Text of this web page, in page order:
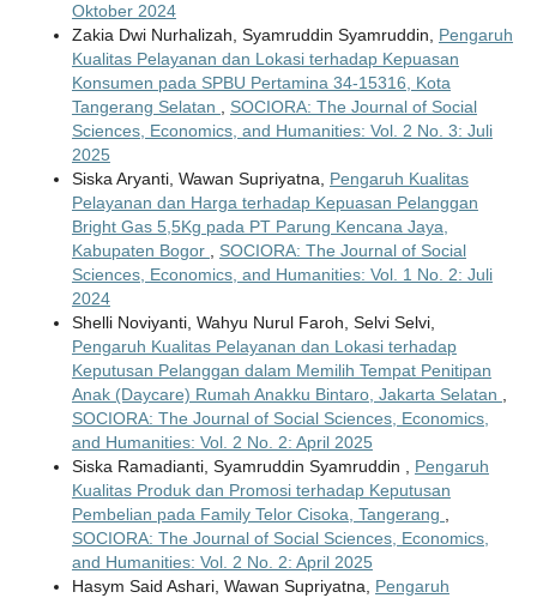
Oktober 2024
Zakia Dwi Nurhalizah, Syamruddin Syamruddin, Pengaruh
Kualitas Pelayanan dan Lokasi terhadap Kepuasan
Konsumen pada SPBU Pertamina 34-15316, Kota
Tangerang Selatan , SOCIORA: The Journal of Social
Sciences, Economics, and Humanities: Vol. 2 No. 3: Juli
2025
Siska Aryanti, Wawan Supriyatna, Pengaruh Kualitas
Pelayanan dan Harga terhadap Kepuasan Pelanggan
Bright Gas 5,5Kg pada PT Parung Kencana Jaya,
Kabupaten Bogor , SOCIORA: The Journal of Social
Sciences, Economics, and Humanities: Vol. 1 No. 2: Juli
2024
Shelli Noviyanti, Wahyu Nurul Faroh, Selvi Selvi,
Pengaruh Kualitas Pelayanan dan Lokasi terhadap
Keputusan Pelanggan dalam Memilih Tempat Penitipan
Anak (Daycare) Rumah Anakku Bintaro, Jakarta Selatan ,
SOCIORA: The Journal of Social Sciences, Economics,
and Humanities: Vol. 2 No. 2: April 2025
Siska Ramadianti, Syamruddin Syamruddin , Pengaruh
Kualitas Produk dan Promosi terhadap Keputusan
Pembelian pada Family Telor Cisoka, Tangerang ,
SOCIORA: The Journal of Social Sciences, Economics,
and Humanities: Vol. 2 No. 2: April 2025
Hasym Said Ashari, Wawan Supriyatna, Pengaruh